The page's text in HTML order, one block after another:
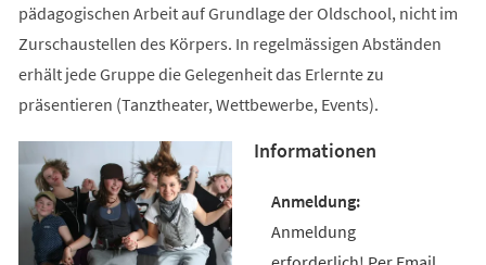
pädagogischen Arbeit auf Grundlage der Oldschool, nicht im
Zurschaustellen des Körpers. In regelmässigen Abständen
erhält jede Gruppe die Gelegenheit das Erlernte zu
präsentieren (Tanztheater, Wettbewerbe, Events).
Informationen
Anmeldung